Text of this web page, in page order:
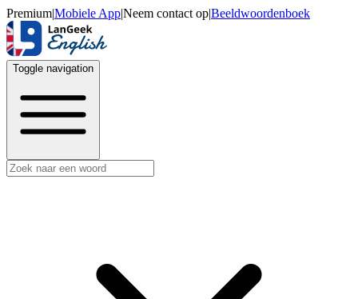
Premium|Mobiele App|Neem contact op|Beeldwoordenboek
Toggle navigation